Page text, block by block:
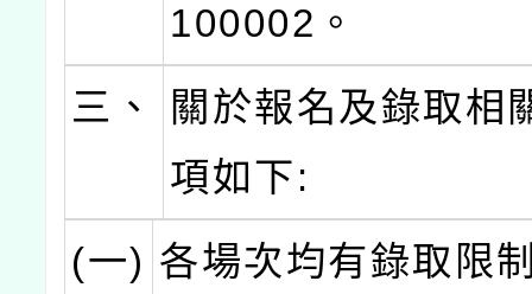
100002。
三、
關於報名及錄取相
項如下:
(一) 各場次均有錄取限